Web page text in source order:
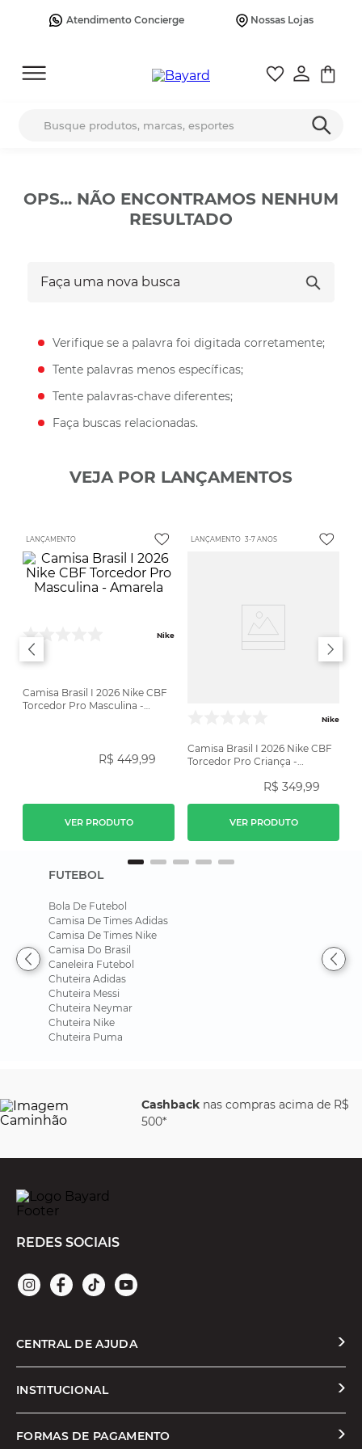
Atendimento Concierge Nossas Lojas
OPS... NÃO ENCONTRAMOS NENHUM
RESULTADO
Verifique se a palavra foi digitada corretamente;
Tente palavras menos específicas;
Tente palavras-chave diferentes;
Faça buscas relacionadas.
VEJA POR LANÇAMENTOS
LANÇAMENTO
Nike
Camisa Brasil I 2026 Nike CBF
Torcedor Pro Masculina -
R$ 449,99
VER PRODUTO
LANÇAMENTO 3-7 ANOS
Nike
Camisa Brasil I 2026 Nike CBF
Torcedor Pro Criança -
R$ 349,99
VER PRODUTO
FUTEBOL
Bola De Futebol
Camisa De Times Adidas
Camisa De Times Nike
Camisa Do Brasil
Caneleira Futebol
Chuteira Adidas
Chuteira Messi
Chuteira Neymar
Chuteira Nike
Chuteira Puma
Cashbacknas compras acima de R$
500*
REDES SOCIAIS
CENTRAL DE AJUDA
Solicitar Troca ou Devolução
INSTITUCIONAL
Quem Somos
FORMAS DE PAGAMENTO